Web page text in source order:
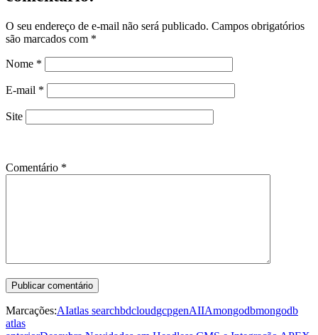
O seu endereço de e-mail não será publicado. Campos obrigatórios
são marcados com *
Nome *
E-mail *
Site
Comentário *
Marcações:AIatlas searchbdcloudgcpgenAIIAmongodbmongodb
atlas